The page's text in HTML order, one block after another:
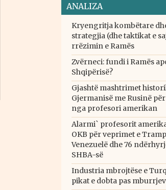
ANALIZA
Kryengritja kombëtare
strategjia (dhe taktikat e
rrëzimin e Ramës
Zvërneci: fundi i Ramës
Shqipërisë?
Gjashtë mashtrimet
Gjermanisë me Rusinë
nga profesori amerikan
Alarmi` profesorit
OKB për veprimet e
Venezuelë dhe 76
SHBA-së
Industria mbrojtëse e
pikat e dobta pas